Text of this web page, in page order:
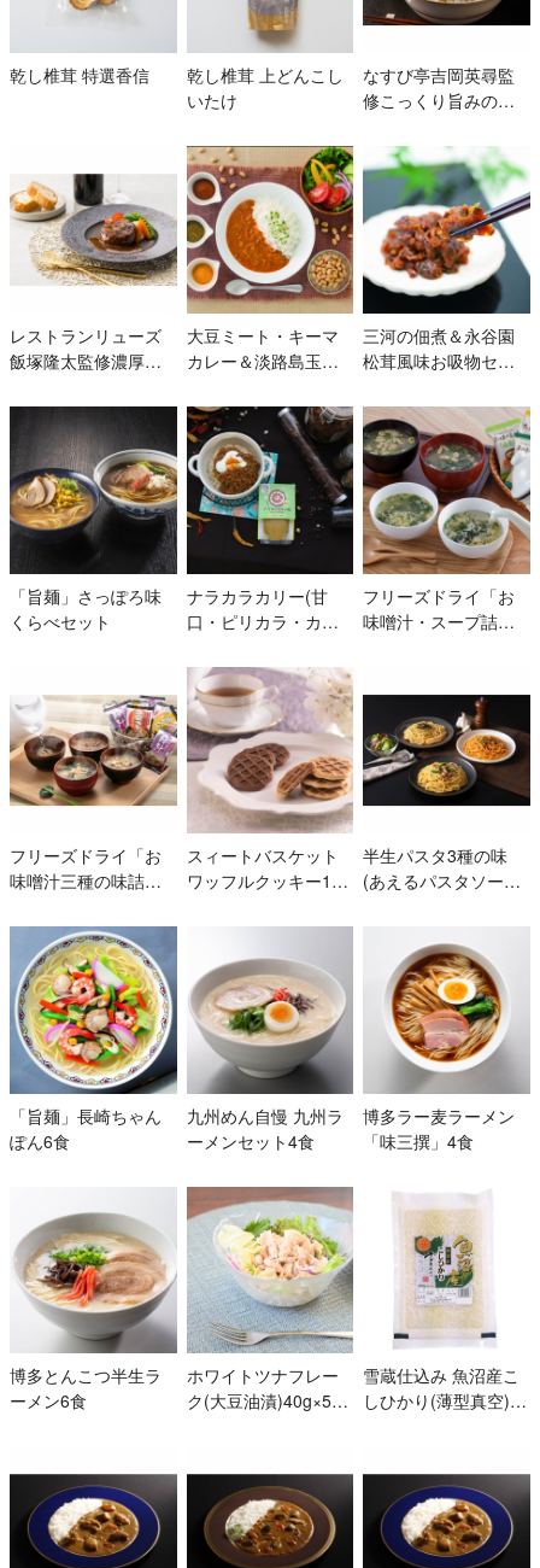
乾し椎茸 特選香信
乾し椎茸 上どんこし
いたけ
なすび亭吉岡英尋監
修こっくり旨みの柔
レストランリューズ
飯塚隆太監修濃厚デ
バーグ
大豆ミート・キーマ
カレー＆淡路島玉ね
三河の佃煮＆永谷園
松茸風味お吸物セッ
「旨麺」さっぽろ味
くらべセット
ナラカラカリー(甘
口・ピリカラ・カレ
フリーズドライ「お
味噌汁・スープ詰合
フリーズドライ「お
味噌汁三種の味詰合
スィートバスケット
ワッフルクッキー12
半生パスタ3種の味
(あえるパスタソース
「旨麺」長崎ちゃん
ぽん6食
九州めん自慢 九州ラ
ーメンセット4食
博多ラー麦ラーメン
「味三撰」4食
博多とんこつ半生ラ
ーメン6食
ホワイトツナフレー
ク(大豆油漬)40g×5P
雪蔵仕込み 魚沼産こ
しひかり(薄型真空) 6